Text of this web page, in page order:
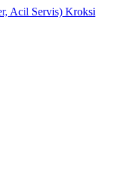
Acil Servis) Kroksi